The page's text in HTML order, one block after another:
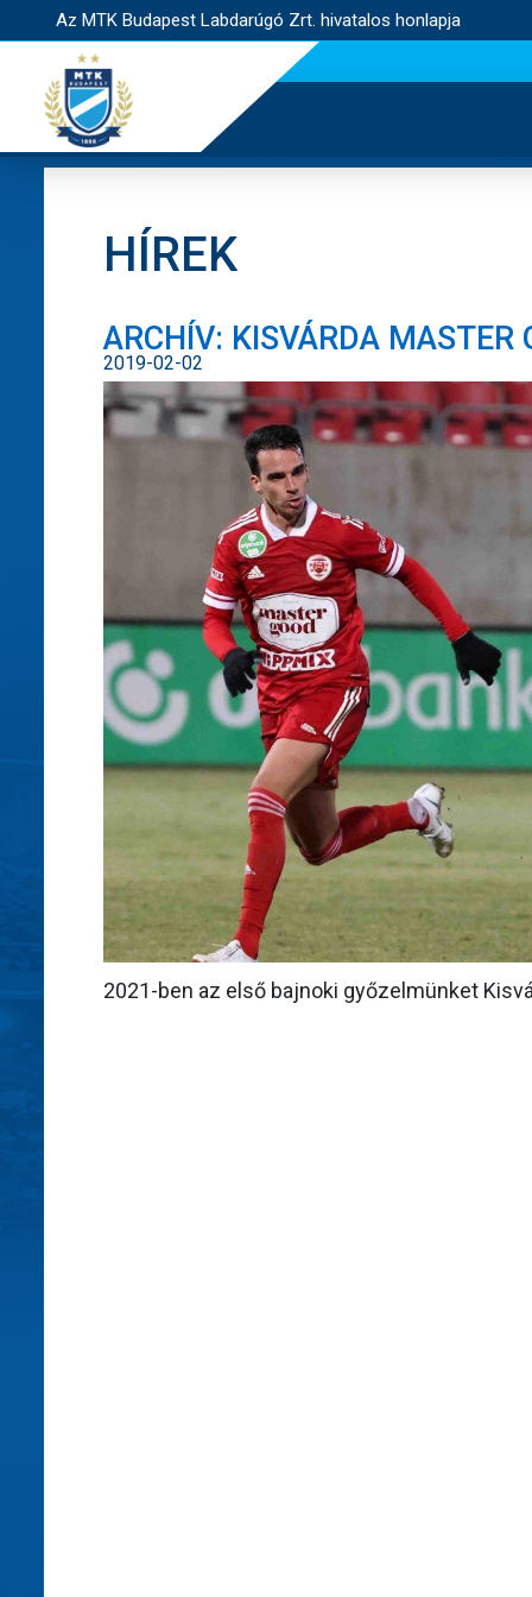
Az MTK Budapest Labdarúgó Zrt. hivatalos honlapja
HÍREK
ARCHÍV: KISVÁRDA
2019-02-02
2021-ben az első bajnoki győzelmünket